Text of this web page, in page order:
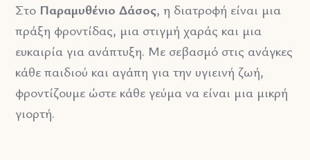
Στο Παραμυθένιο Δάσος, η διατροφή είναι μια
πράξη φροντίδας, μια στιγμή χαράς και μια
ευκαιρία για ανάπτυξη. Με σεβασμό στις ανάγκες
κάθε παιδιού και αγάπη για την υγιεινή ζωή,
φροντίζουμε ώστε κάθε γεύμα να είναι μια μικρή
γιορτή.